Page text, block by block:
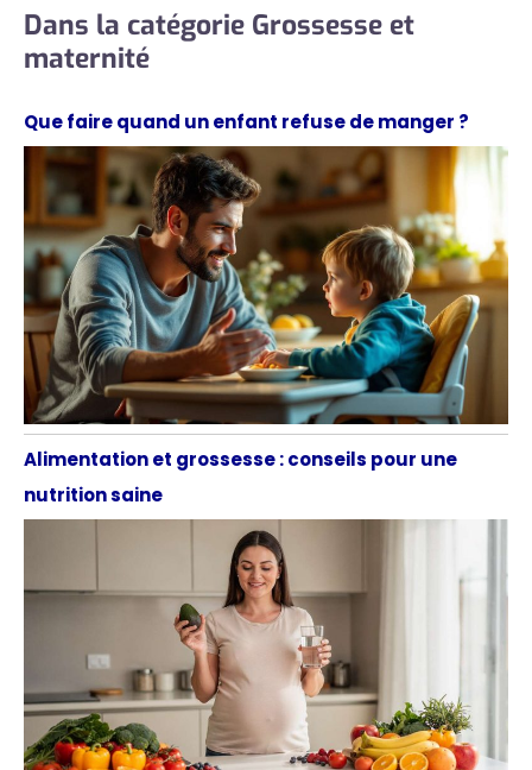
Dans la catégorie Grossesse et
maternité
Que faire quand un enfant refuse de manger ?
Alimentation et grossesse : conseils pour une
nutrition saine